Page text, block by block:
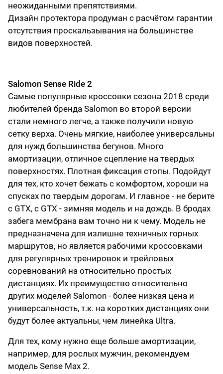
неожиданными препятствиями.
Дизайн протектора продуман с расчётом гарантии
отсутствия проскальзывания на большинстве
видов поверхностей.
Salomon Sense Ride 2
Самые популярные кроссовки сезона 2018 среди
любителей бренда Salomon во второй версии
стали немного легче, а также получили новую
сетку верха. Очень мягкие, наиболее универсальны
для нужд большинства бегунов. Много
амортизации, отличное сцепление на твердых
поверхностях. Плотная фиксация стопы. Подойдут
для тех, кто хочет бежать с комфортом, хороши на
спусках по твердым дорогам. И главное - не берите
с GTX, с GTX - зимняя модель и на дождь. В бродах
забега мембрана вам точно ни к чему. Модель не
предназначена для излишне техничных горных
маршрутов, но является рабочими кроссовками
для регулярных тренировок и трейловых
соревнований на относительно простых
дистанциях. Их преимущество относительно
других моделей Salomon - более низкая цена и
универсальность, т.к. на коротких дистанциях они
будут более актуальны, чем линейка Ultra.
Для тех, кому нужно еще больше амортизации,
например, для рослых мужчин, рекомендуем
модель Sense Max 2.